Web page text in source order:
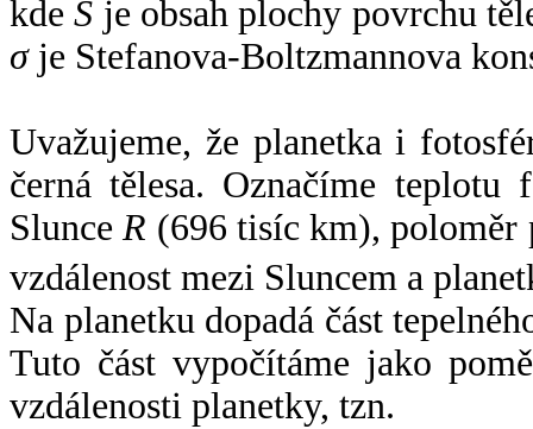
kdeS je obsah plochy povrchu
σje Stefanova-Boltzmannova
Uvažujeme, že planetka i
černá tělesa. Označíme
SlunceR (696 tisíc km),
vzdálenost mezi Sluncem a
Na planetku dopadá část
Tuto část vypočítáme jako
vzdálenosti planetky, tzn.